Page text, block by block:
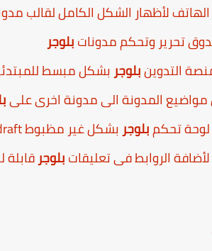
لأظهار الشكل الكامل لقالب
تحرير وتحكم مدوناتبلوجر
التدوينبلوجربشكل مبسط
المدونة الى مدونة اخرى على
تحكمبلوجربشكل غير مظبوط draft
الروابط فى تعليقاتبلوجر